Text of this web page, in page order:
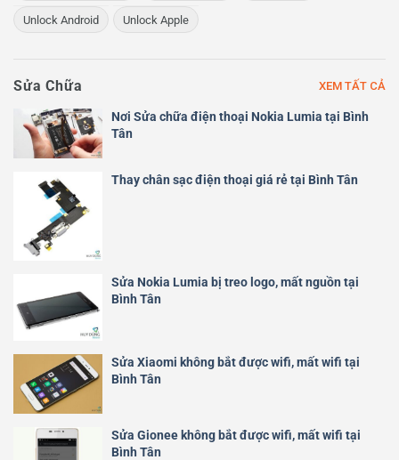
Unlock Android Unlock Apple
Sửa Chữa XEM TẤT CẢ
Nơi Sửa chữa điện thoại Nokia Lumia tại Bình
Tân
Thay chân sạc điện thoại giá rẻ tại Bình Tân
Sửa Nokia Lumia bị treo logo, mất nguồn tại
Bình Tân
Sửa Xiaomi không bắt được wifi, mất wifi tại
Bình Tân
Sửa Gionee không bắt được wifi, mất wifi tại
Bình Tân